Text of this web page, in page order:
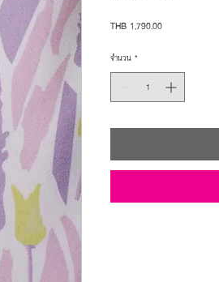
THB 1,790.00ราคา
จำนวน *